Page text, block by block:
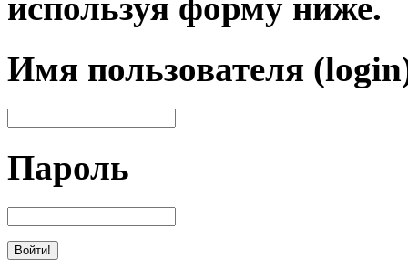
используя форму ниже.
Имя пользователя
Пароль